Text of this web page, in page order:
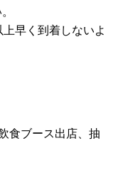
早く到着しないよ
食ブース出店、抽